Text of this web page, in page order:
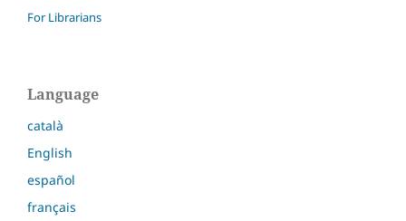
For Librarians
Language
català
English
español
français